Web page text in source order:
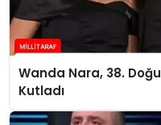
Wanda Nara, 38.
Kutladı